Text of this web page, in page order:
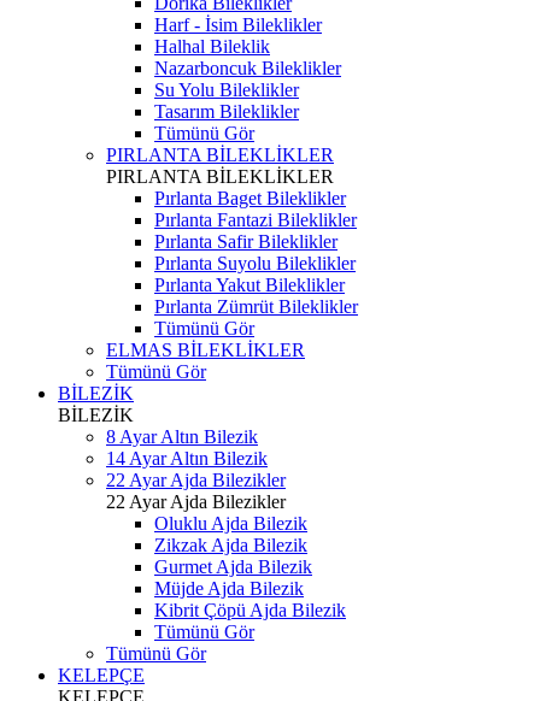
Harf - İsim Bileklikler
Halhal Bileklik
Nazarboncuk Bileklikler
Su Yolu Bileklikler
Tasarım Bileklikler
Tümünü Gör
PIRLANTA BİLEKLİKLER
PIRLANTA BİLEKLİKLER
Pırlanta Baget Bileklikler
Pırlanta Fantazi Bileklikler
Pırlanta Safir Bileklikler
Pırlanta Suyolu Bileklikler
Pırlanta Yakut Bileklikler
Pırlanta Zümrüt Bileklikler
Tümünü Gör
ELMAS BİLEKLİKLER
Tümünü Gör
BİLEZİK
BİLEZİK
8 Ayar Altın Bilezik
14 Ayar Altın Bilezik
22 Ayar Ajda Bilezikler
22 Ayar Ajda Bilezikler
Oluklu Ajda Bilezik
Zikzak Ajda Bilezik
Gurmet Ajda Bilezik
Müjde Ajda Bilezik
Kibrit Çöpü Ajda Bilezik
Tümünü Gör
Tümünü Gör
KELEPÇE
KELEPÇE